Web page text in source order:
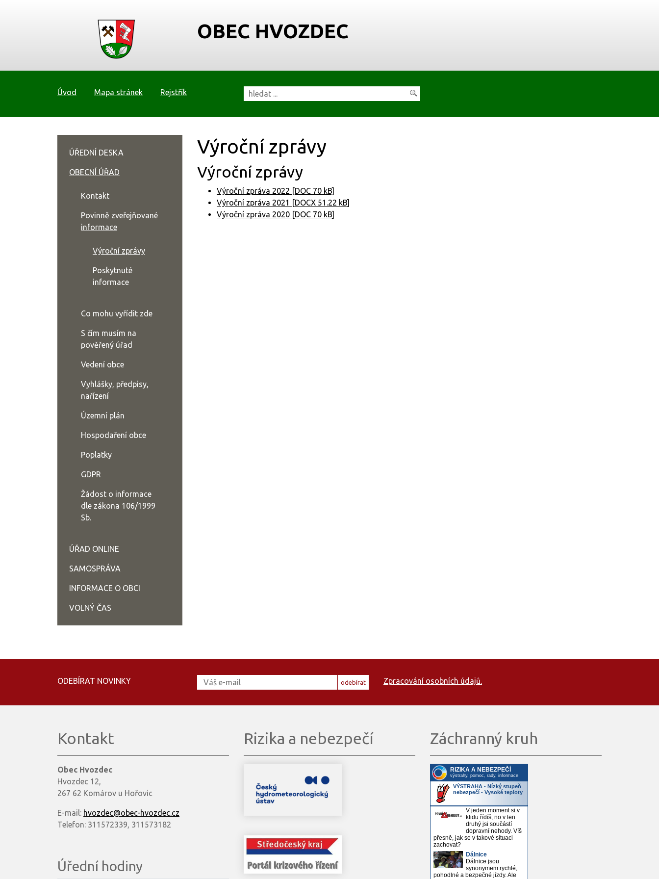
OBEC HVOZDEC
Úvod Mapa stránek Rejstřík
Výroční zprávy
Výroční zprávy
Výroční zpráva 2022 [DOC 70 kB]
Výroční zpráva 2021 [DOCX 51.22 kB]
Výroční zpráva 2020 [DOC 70 kB]
ÚŘEDNÍ DESKA
OBECNÍ ÚŘAD
Kontakt
Povinně zveřejňované
informace
Výroční zprávy
Poskytnuté
informace
Co mohu vyřídit zde
S čím musím na
pověřený úřad
Vedení obce
Vyhlášky, předpisy,
nařízení
Územní plán
Hospodaření obce
Poplatky
GDPR
Žádost o informace
dle zákona 106/1999
Sb.
ÚŘAD ONLINE
SAMOSPRÁVA
INFORMACE O OBCI
VOLNÝ ČAS
ODEBÍRAT NOVINKY odebírat Zpracování osobních údajů.
Kontakt
Obec Hvozdec
Hvozdec 12,
267 62 Komárov u Hořovic
E-mail: hvozdec@obec-hvozdec.cz
Telefon: 311572339, 311573182
Úřední hodiny
Rizika a nebezpečí Záchranný kruh